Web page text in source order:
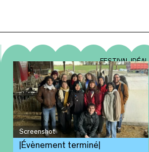
FESTIVAL IDÉAL
Screenshot
Évènement terminé